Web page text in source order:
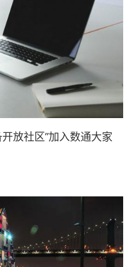
放社区”加入数通大家